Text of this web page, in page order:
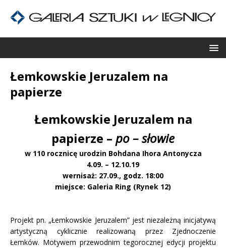
Łemkowskie Jeruzalem na
papierze
Łemkowskie Jeruzalem na
papierze – po – słowie
w 110 rocznicę urodzin Bohdana Ihora Antonycza
4.09. – 12.10.19
wernisaż: 27.09., godz. 18:00
miejsce: Galeria Ring (Rynek 12)
Projekt pn. „Łemkowskie Jeruzalem” jest niezależną inicjatywą
artystyczną cyklicznie realizowaną przez Zjednoczenie
Łemków. Motywem przewodnim tegorocznej edycji projektu